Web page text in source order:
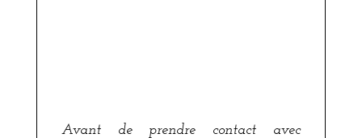
Avant de prendre contact avec